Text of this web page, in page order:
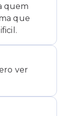
quem
que
ver